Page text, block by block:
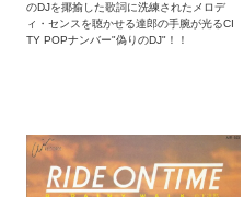
のDJを揶揄した歌詞に洗練されたメロデ
ィ・センスを聴かせる達郎の手腕が光るCI
TY POPナンバー"偽りのDJ"！！